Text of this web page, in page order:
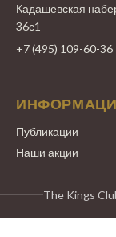
Кадашевская
36с1
+7 (495) 109-60-36
Публикации
Наши акции
The Kings